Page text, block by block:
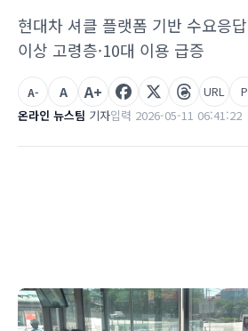
현대차 셔클 플랫폼 기반 수요응
이상 고령층·10대 이용 급증
온라인 뉴스팀 기자입력 2026-05-11 06:41:22
A- A A+ URL P